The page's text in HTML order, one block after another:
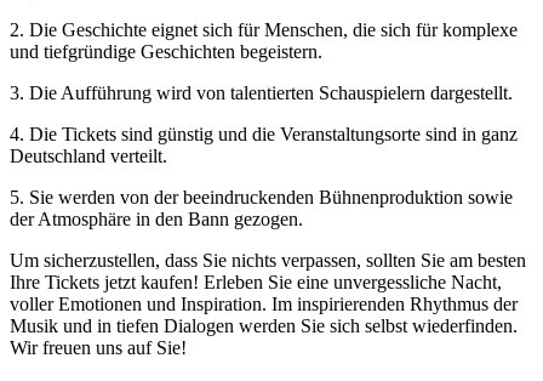
2. Die Geschichte eignet sich für Menschen, die sich für komplexe
und tiefgründige Geschichten begeistern.
3. Die Aufführung wird von talentierten Schauspielern dargestellt.
4. Die Tickets sind günstig und die Veranstaltungsorte sind in ganz
Deutschland verteilt.
5. Sie werden von der beeindruckenden Bühnenproduktion sowie
der Atmosphäre in den Bann gezogen.
Um sicherzustellen, dass Sie nichts verpassen, sollten Sie am besten
Ihre Tickets jetzt kaufen! Erleben Sie eine unvergessliche Nacht,
voller Emotionen und Inspiration. Im inspirierenden Rhythmus der
Musik und in tiefen Dialogen werden Sie sich selbst wiederfinden.
Wir freuen uns auf Sie!